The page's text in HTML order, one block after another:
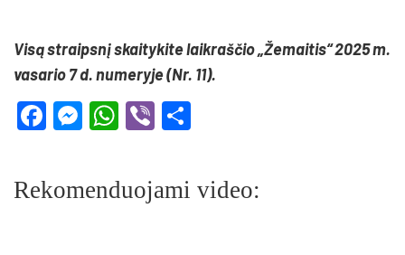
Visą straipsnį skaitykite laikraščio „Žemaitis“ 2025 m.
vasario 7 d. numeryje (Nr. 11).
Facebook
Messenger
WhatsApp
Viber
Rekomenduojami video: